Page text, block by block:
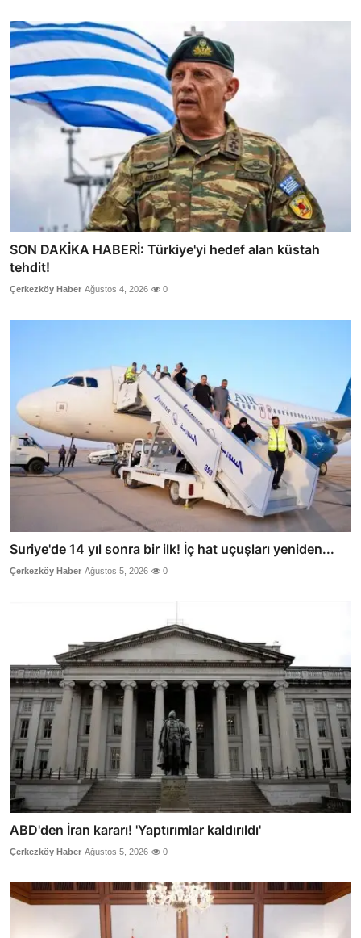
SON DAKİKA HABERİ: Türkiye'yi hedef alan küstah
tehdit!
Çerkezköy Haber Ağustos 4, 2026 0
Suriye'de 14 yıl sonra bir ilk! İç hat uçuşları yeniden...
Çerkezköy Haber Ağustos 5, 2026 0
ABD'den İran kararı! 'Yaptırımlar kaldırıldı'
Çerkezköy Haber Ağustos 5, 2026 0